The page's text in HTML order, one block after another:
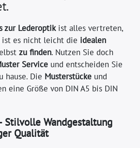
zur Lederoptikist alles vertreten,
ist es nicht leicht die idealen
zu finden. Nutzen Sie doch
Service und entscheiden Sie
hause. Die Musterstücke und
eine Größe von DIN A5 bis DIN
Stilvolle Wandgestaltung
Qualität